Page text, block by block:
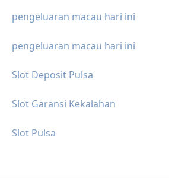
pengeluaran macau hari ini
pengeluaran macau hari ini
Slot Deposit Pulsa
Slot Garansi Kekalahan
Slot Pulsa